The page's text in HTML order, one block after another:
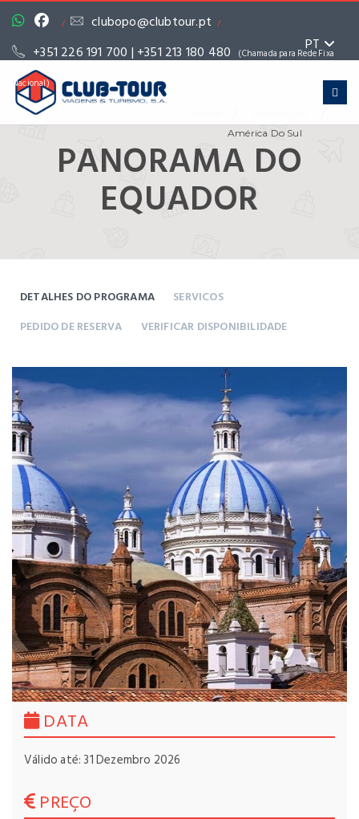
/ clubopo@clubtour.pt /
+351 226 191 700 | +351 213 180 480 (Chamada para Rede Fixa
Nacional)
PT
América Do Sul
PANORAMA DO
EQUADOR
DETALHES DO PROGRAMA
SERVICOS
PEDIDO DE RESERVA
VERIFICAR DISPONIBILIDADE
DATA
Válido até: 31 Dezembro 2026
PREÇO